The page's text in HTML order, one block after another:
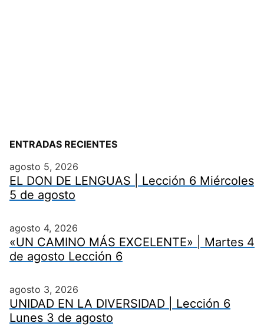
ENTRADAS RECIENTES
agosto 5, 2026
EL DON DE LENGUAS | Lección 6 Miércoles
5 de agosto
agosto 4, 2026
«UN CAMINO MÁS EXCELENTE» | Martes 4
de agosto Lección 6
agosto 3, 2026
UNIDAD EN LA DIVERSIDAD | Lección 6
Lunes 3 de agosto